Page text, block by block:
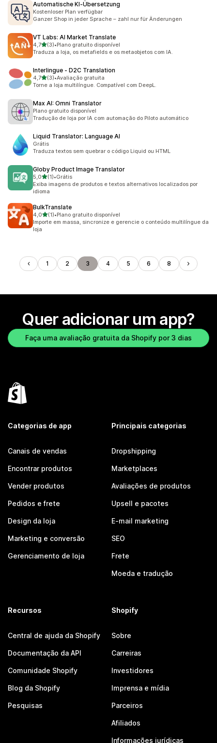
Automatische KI‑Übersetzung
Kostenloser Plan verfügbar
Ganzer Shop in jeder Sprache – zahl nur für Änderungen
VT Labs: AI Market Translate
4,7de 5 estrelas
(3)
3 avaliações ao todo
•Plano gratuito disponível
Traduza a loja, os metafields e os metaobjetos com IA.
Interlingue ‑ D2C Translation
4,7de 5 estrelas
(3)
3 avaliações ao todo
•Avaliação gratuita
Torne a loja multilíngue. Compatível com DeepL.
Max AI: Omni Translator
Plano gratuito disponível
Tradução de loja por IA com automação do Piloto automático
Liquid Translator: Language AI
Grátis
Traduza textos sem quebrar o código Liquid ou HTML
Globy Product Image Translator
5,0de 5 estrelas
(1)
1 avaliações ao todo
•Grátis
Exiba imagens de produtos e textos alternativos localizados por
idioma
BulkTranslate
4,0de 5 estrelas
(1)
1 avaliações ao todo
•Plano gratuito disponível
Importe em massa, sincronize e gerencie o conteúdo multilíngue da
loja
1 2 3 4 5 6 8
Quer adicionar um app?
Faça uma avaliação gratuita da Shopify por 3 dias
Categorias de app
Canais de vendas
Encontrar produtos
Vender produtos
Pedidos e frete
Design da loja
Marketing e conversão
Gerenciamento de loja
Principais categorias
Dropshipping
Marketplaces
Avaliações de produtos
Upsell e pacotes
E-mail marketing
SEO
Frete
Moeda e tradução
Recursos
Central de ajuda da Shopify
Documentação da API
Comunidade Shopify
Blog da Shopify
Pesquisas
Shopify
Sobre
Carreiras
Investidores
Imprensa e mídia
Parceiros
Afiliados
Informações jurídicas